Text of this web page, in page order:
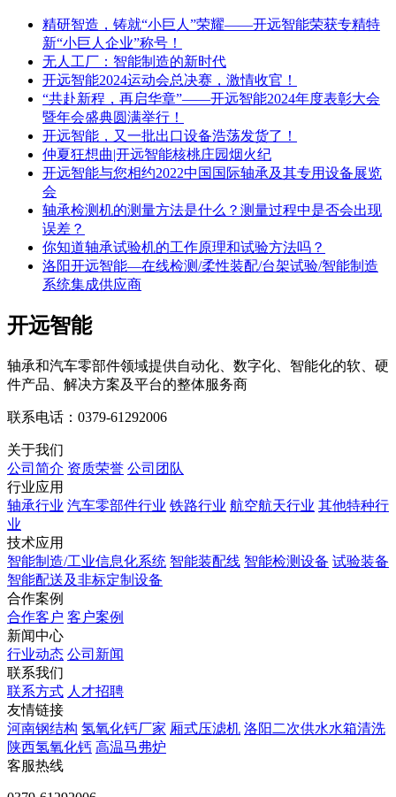
精研智造，铸就“小巨人”荣耀——开远智能荣获专精特
新“小巨人企业”称号！
无人工厂：智能制造的新时代
开远智能2024运动会总决赛，激情收官！
“共赴新程，再启华章”——开远智能2024年度表彰大会
暨年会盛典圆满举行！
开远智能，又一批出口设备浩荡发货了！
仲夏狂想曲|开远智能核桃庄园烟火纪
开远智能与您相约2022中国国际轴承及其专用设备展览
会
轴承检测机的测量方法是什么？测量过程中是否会出现
误差？
你知道轴承试验机的工作原理和试验方法吗？
洛阳开远智能—在线检测/柔性装配/台架试验/智能制造
系统集成供应商
开远智能
轴承和汽车零部件领域提供自动化、数字化、智能化的软、硬
件产品、解决方案及平台的整体服务商
联系电话：0379-61292006
关于我们
公司简介 资质荣誉 公司团队
行业应用
轴承行业 汽车零部件行业 铁路行业 航空航天行业 其他特种行
业
技术应用
智能制造/工业信息化系统 智能装配线 智能检测设备 试验装备
智能配送及非标定制设备
合作案例
合作客户 客户案例
新闻中心
行业动态 公司新闻
联系我们
联系方式 人才招聘
友情链接
河南钢结构 氢氧化钙厂家 厢式压滤机 洛阳二次供水水箱清洗
陕西氢氧化钙 高温马弗炉
客服热线